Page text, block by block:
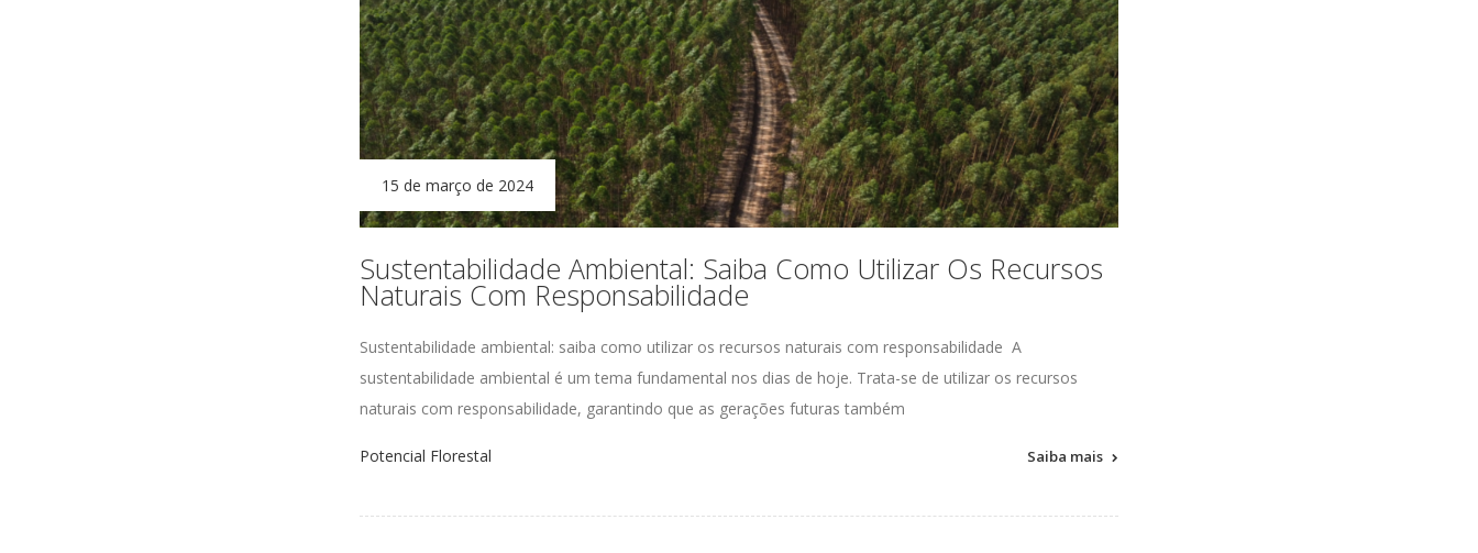
15 de março de 2024
Sustentabilidade Ambiental: Saiba Como Utilizar Os Recursos
Naturais Com Responsabilidade
Sustentabilidade ambiental: saiba como utilizar os recursos naturais com responsabilidade A
sustentabilidade ambiental é um tema fundamental nos dias de hoje. Trata-se de utilizar os recursos
naturais com responsabilidade, garantindo que as gerações futuras também
Potencial Florestal Saiba mais